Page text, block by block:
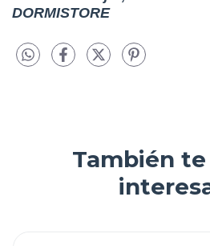
DORMISTORE
También